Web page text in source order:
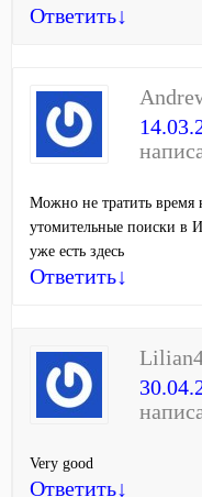
Ответить↓
Можно не тратить время
утомительные поиски в
уже есть здесь
Ответить↓
Very good
Ответить↓